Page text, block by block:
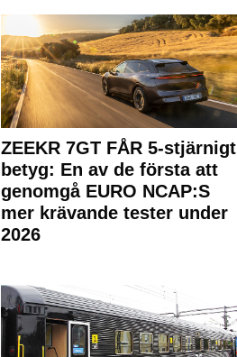
ZEEKR 7GT FÅR 5-stjärnigt
betyg: En av de första att
genomgå EURO NCAP:S
mer krävande tester under
2026